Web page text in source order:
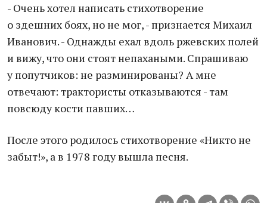
- Очень хотел написать стихотворение
о здешних боях, но не мог, - признается Михаил
Иванович. - Однажды ехал вдоль ржевских полей
и вижу, что они стоят непахаными. Спрашиваю
у попутчиков: не разминированы? А мне
отвечают: трактористы отказываются - там
повсюду кости павших…
После этого родилось стихотворение «Никто не
забыт!», а в 1978 году вышла песня.